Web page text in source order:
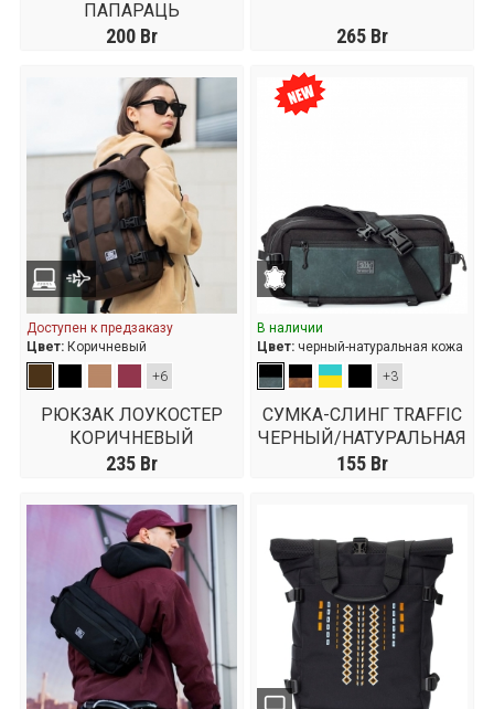
ПАПАРАЦЬ
200 Br 265 Br
Доступен к предзаказу
Цвет: Коричневый
+6
РЮКЗАК ЛОУКОСТЕР
КОРИЧНЕВЫЙ
235 Br
В наличии
Цвет:черный-натуральная кожа
+3
СУМКА-СЛИНГ TRAFFIC
ЧЕРНЫЙ/НАТУРАЛЬНАЯ
КОЖА ЗЕЛЕНАЯ
155 Br